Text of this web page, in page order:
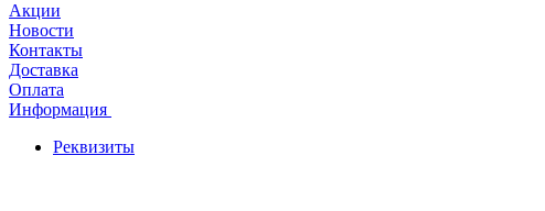
Акции
Новости
Контакты
Доставка
Оплата
Информация
Реквизиты